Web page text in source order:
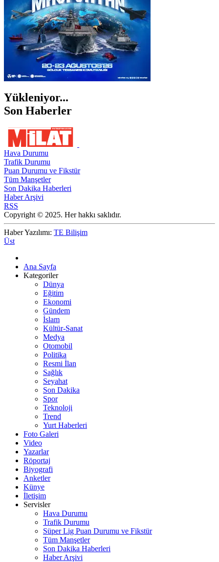
Yükleniyor...
Son Haberler
Hava Durumu
Trafik Durumu
Puan Durumu ve Fikstür
Tüm Manşetler
Son Dakika Haberleri
Haber Arşivi
RSS
Copyright © 2025. Her hakkı saklıdır.
Haber Yazılımı: TE Bilişim
Üst
Ana Sayfa
Kategoriler
Dünya
Eğitim
Ekonomi
Gündem
İslam
Kültür-Sanat
Medya
Otomobil
Politika
Resmi İlan
Sağlık
Seyahat
Son Dakika
Spor
Teknoloji
Trend
Yurt Haberleri
Foto Galeri
Video
Yazarlar
Röportaj
Biyografi
Anketler
Künye
İletişim
Servisler
Hava Durumu
Trafik Durumu
Süper Lig Puan Durumu ve Fikstür
Tüm Manşetler
Son Dakika Haberleri
Haber Arşivi